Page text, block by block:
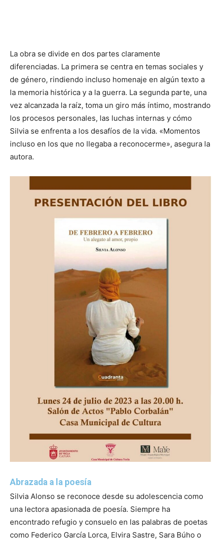
La obra se divide en dos partes claramente
diferenciadas. La primera se centra en temas sociales y
de género, rindiendo incluso homenaje en algún texto a
la memoria histórica y a la guerra. La segunda parte, una
vez alcanzada la raíz, toma un giro más íntimo, mostrando
los procesos personales, las luchas internas y cómo
Silvia se enfrenta a los desafíos de la vida. «Momentos
incluso en los que no llegaba a reconocerme», asegura la
autora.
Abrazada a la poesía
Silvia Alonso se reconoce desde su adolescencia como
una lectora apasionada de poesía. Siempre ha
encontrado refugio y consuelo en las palabras de poetas
como Federico García Lorca, Elvira Sastre, Sara Búho o